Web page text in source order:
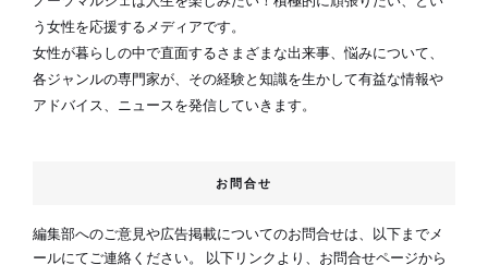
う女性を応援するメディアです。
女性が暮らしの中で直面するさまざまな出来事、悩みについて、
各ジャンルの専門家が、その経験と知識を生かして有益な情報や
アドバイス、ニュースを発信していきます。
お問合せ
編集部へのご意見や広告掲載についてのお問合せは、以下までメ
ールにてご連絡ください。 以下リンクより、お問合せページから